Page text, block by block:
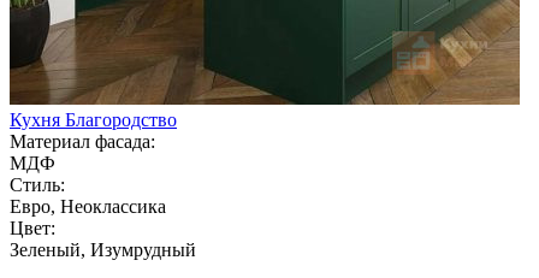
Кухня Благородство
Материал фасада:
МДФ
Стиль:
Евро, Неоклассика
Цвет:
Зеленый, Изумрудный